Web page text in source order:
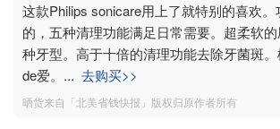
这款Philips sonicare用上了就特别的喜欢
的，五种清理功能满足日常需要。超柔软
种牙型。高于十倍的清理功能去除牙菌斑
de爱。 ... 去购买>>
晒货来自「北美省钱快报」版权归原作者所有